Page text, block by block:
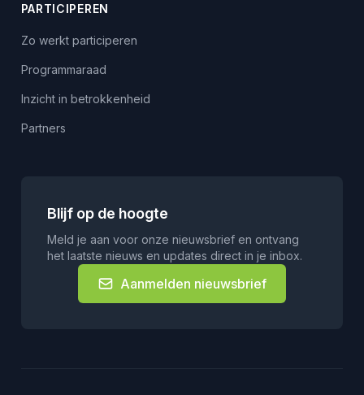
PARTICIPEREN
Zo werkt participeren
Programmaraad
Inzicht in betrokkenheid
Partners
Blijf op de hoogte
Meld je aan voor onze nieuwsbrief en ontvang
het laatste nieuws en updates direct in je inbox.
Aanmelden nieuwsbrief